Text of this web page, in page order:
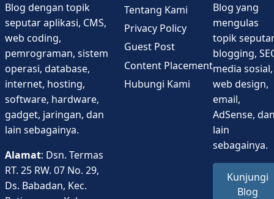
Blog dengan topik
seputar aplikasi, CMS,
web coding,
pemrograman, sistem
operasi, database,
internet, hosting,
software, hardware,
gadget, jaringan, dan
lain sebagainya.
Alamat: Dsn. Termas
RT. 25 RW. 07 No. 29,
Ds. Babadan, Kec.
Tentang Kami
Privacy Policy
Guest Post
Content Placement
Hubungi Kami
Blog yang
mengulas
topik
blogging,
media sosial,
web design,
email,
AdSense,
lain
sebagainya.
Kunjungi
Blog